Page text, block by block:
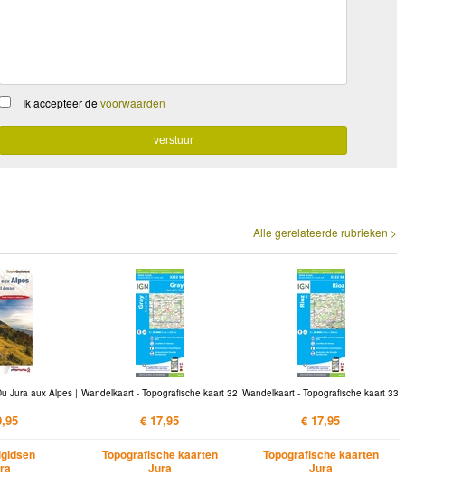
Ik accepteer devoorwaarden
Alle gerelateerde rubrieken >
Jura aux Alpes | Wandelkaart - Topografische kaart 32
€ 17,95
Topografische kaarten
Jura
Wandelkaart - Topografische kaart 33
€ 17,95
Topografische kaarten
Jura